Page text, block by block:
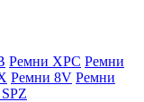
Ремни XPC Ремни
Ремни 8V Ремни